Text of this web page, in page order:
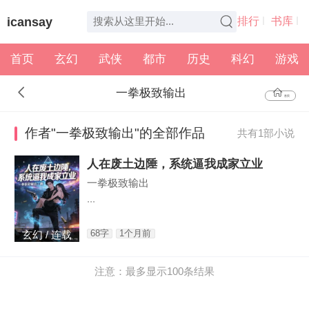
icansay 排行 书库
全本 书架
首页 玄幻 武侠 都市 历史 科幻 游戏
一拳极致输出 首页
作者"一拳极致输出"的全部作品 共有1部小说
玄幻 / 连载
人在废土边陲，系统逼我成家立业
一拳极致输出
...
68字 1个月前
注意：最多显示100条结果